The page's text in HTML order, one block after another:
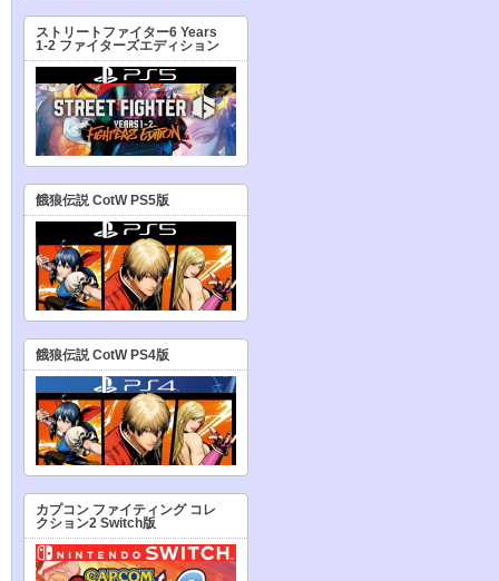
ストリートファイター6 Years
1-2 ファイターズエディション
餓狼伝説 CotW PS5版
餓狼伝説 CotW PS4版
カプコン ファイティング コレ
クション2 Switch版